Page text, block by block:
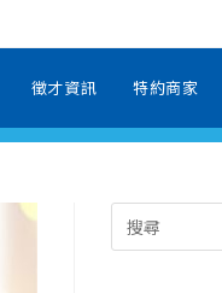
徵才資訊 特約商家